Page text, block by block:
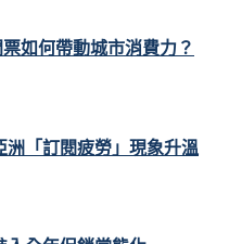
如何帶動城市消費力？
「訂閱疲勞」現象升溫